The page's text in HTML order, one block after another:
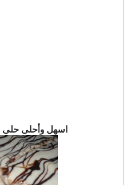
اسهل وأحلى حلى